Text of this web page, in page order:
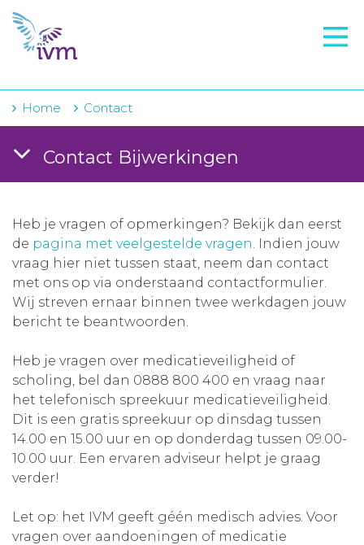
VMI
FTO voorbereiding
IVM-academie
Over IVM
Actueel
Contact
Winkelwagentje
Aanmelden nieuwsbrief
Inloggen
Home Contact
Contact Bijwerkingen
Heb je vragen of opmerkingen? Bekijk dan eerst
de pagina met veelgestelde vragen. Indien jouw
vraag hier niet tussen staat, neem dan contact
met ons op via onderstaand contactformulier.
Wij streven ernaar binnen twee werkdagen jouw
bericht te beantwoorden.
Heb je vragen over medicatieveiligheid of
scholing, bel dan 0888 800 400 en vraag naar
het telefonisch spreekuur medicatieveiligheid.
Dit is een gratis spreekuur op dinsdag tussen
14.00 en 15.00 uur en op donderdag tussen 09.00-
10.00 uur. Een ervaren adviseur helpt je graag
verder!
Let op: het IVM geeft géén medisch advies. Voor
vragen over aandoeningen of medicatie